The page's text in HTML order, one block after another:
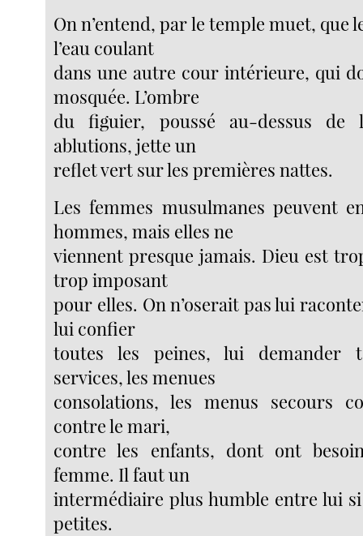
On n’entend, par le temple muet, que
l’eau coulant
dans une autre cour intérieure, qui
mosquée. L’ombre
du figuier, poussé au-dessus de
ablutions, jette un
reflet vert sur les premières nattes.
Les femmes musulmanes peuvent
hommes, mais elles ne
viennent presque jamais. Dieu est
trop imposant
pour elles. On n’oserait pas lui
lui confier
toutes les peines, lui demander
services, les menues
consolations, les menus secours
contre le mari,
contre les enfants, dont ont
femme. Il faut un
intermédiaire plus humble entre lui
petites.